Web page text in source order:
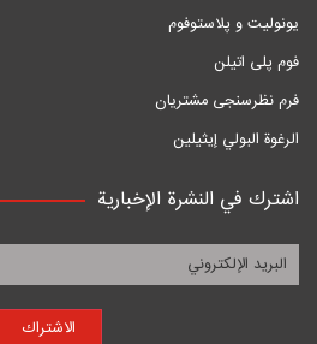
یونولیت و پلاستوفوم
فوم پلی اتیلن
فرم نظرسنجی مشتریان
الرغوة البولي إيثيلين
اشترك في النشرة الإخبارية
الاشتراك